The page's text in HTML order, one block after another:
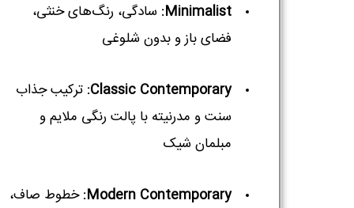
Minimalist: سادگی، رنگ‌های خنثی،
فضای باز و بدون شلوغی
Classic Contemporary: ترکیب جذاب
سنت و مدرنیته با پالت رنگی ملایم و
مبلمان شیک
Modern Contemporary: خطوط صاف،